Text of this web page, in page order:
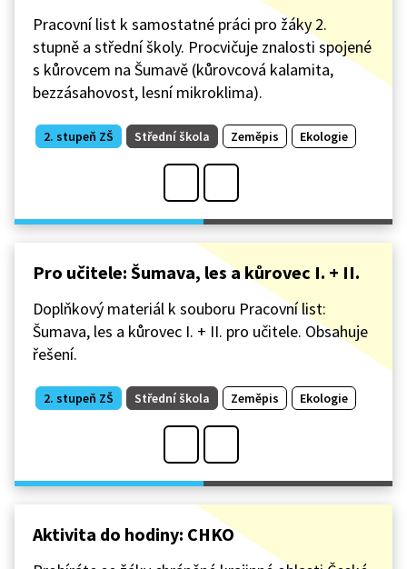
Pracovní list k samostatné práci pro žáky 2.
stupně a střední školy. Procvičuje znalosti spojené
s kůrovcem na Šumavě (kůrovcová kalamita,
bezzásahovost, lesní mikroklima).
2. stupeň ZŠ Střední škola Zeměpis Ekologie
Pro učitele: Šumava, les a kůrovec I. + II.
Doplňkový materiál k souboru Pracovní list:
Šumava, les a kůrovec I. + II. pro učitele. Obsahuje
řešení.
2. stupeň ZŠ Střední škola Zeměpis Ekologie
Aktivita do hodiny: CHKO